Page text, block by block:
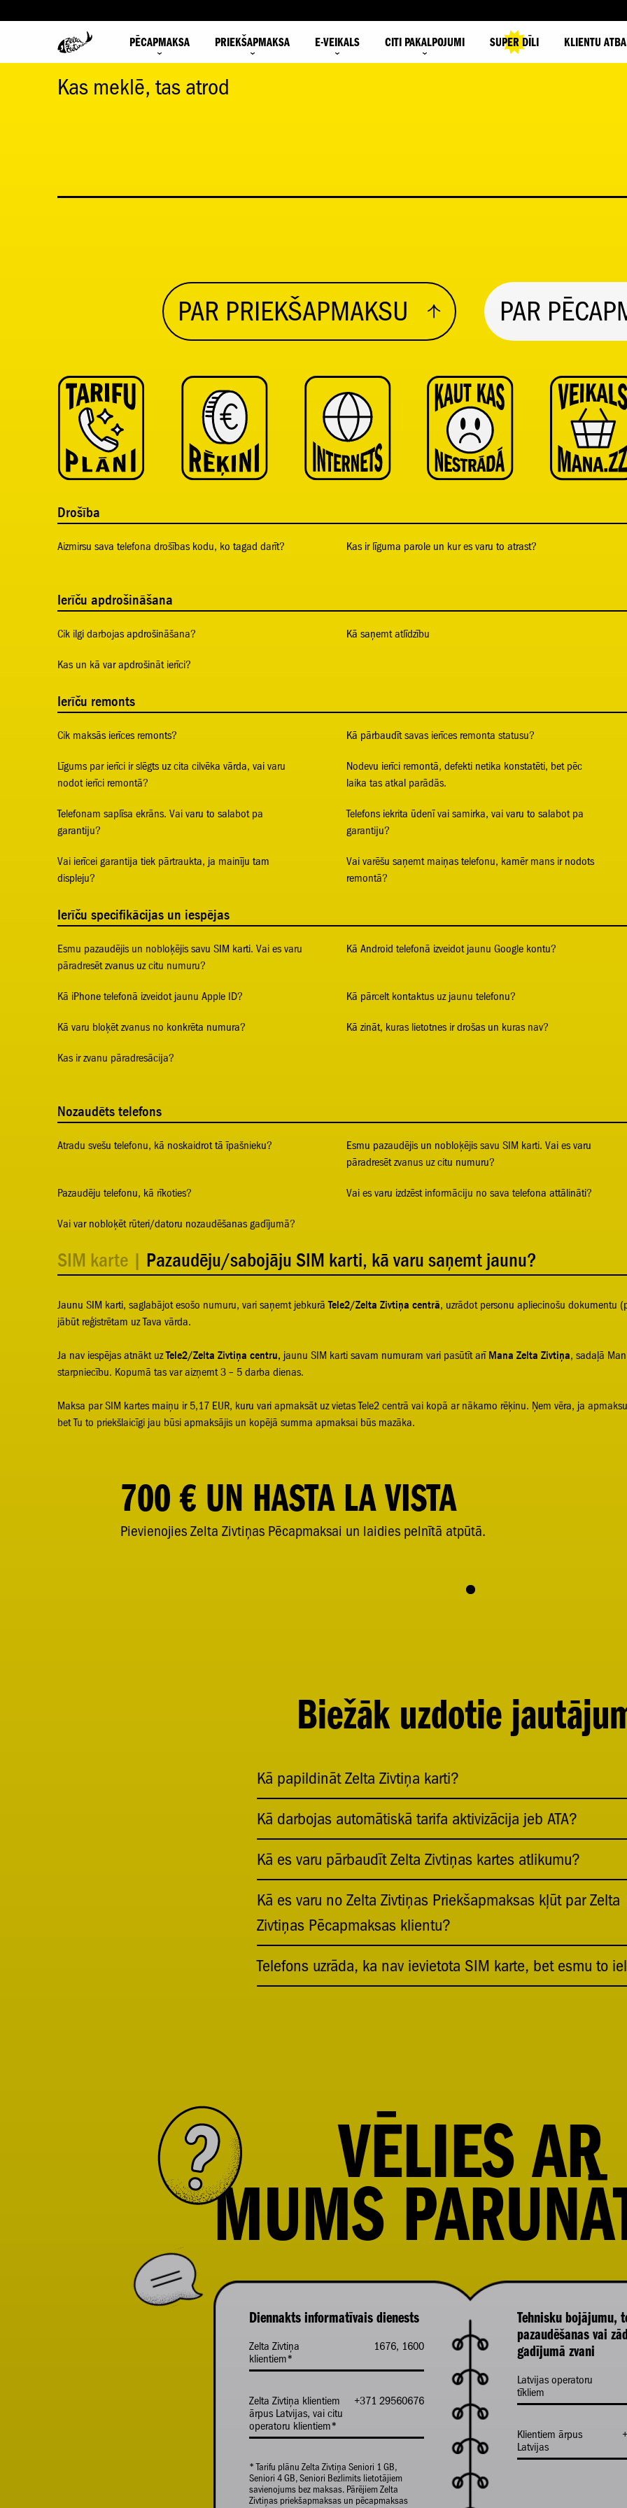
PĒCAPMAKSA PRIEKŠAPMAKSA E-VEIKALS CITI PAKALPOJUMI SUPER DĪLI KLIENTU
Kas meklē, tas atrod
PAR PRIEKŠAPMAKSU PAR
Drošība
Aizmirsu sava telefona drošības kodu, ko tagad darīt? Kas ir līguma parole un kur es varu to atrast?
Ierīču apdrošināšana
Cik ilgi darbojas apdrošināšana? Kā saņemt atlīdzību
Kas un kā var apdrošināt ierīci?
Ierīču remonts
Cik maksās ierīces remonts? Kā pārbaudīt savas ierīces remonta statusu?
Līgums par ierīci ir slēgts uz cita cilvēka vārda, vai varu
nodot ierīci remontā?
Nodevu ierīci remontā, defekti netika konstatēti, bet pēc
laika tas atkal parādās.
Telefonam saplīsa ekrāns. Vai varu to salabot pa
garantiju?
Telefons iekrita ūdenī vai samirka, vai varu to salabot pa
garantiju?
Vai ierīcei garantija tiek pārtraukta, ja mainīju tam
displeju?
Vai varēšu saņemt maiņas telefonu, kamēr mans ir nodots
remontā?
Ierīču specifikācijas un iespējas
Esmu pazaudējis un nobloķējis savu SIM karti. Vai es varu
pāradresēt zvanus uz citu numuru?
Kā Android telefonā izveidot jaunu Google kontu?
Kā iPhone telefonā izveidot jaunu Apple ID? Kā pārcelt kontaktus uz jaunu telefonu?
Kā varu bloķēt zvanus no konkrēta numura? Kā zināt, kuras lietotnes ir drošas un kuras nav?
Kas ir zvanu pāradresācija?
Nozaudēts telefons
Atradu svešu telefonu, kā noskaidrot tā īpašnieku?
Esmu pazaudējis un nobloķējis savu SIM karti. Vai es varu
pāradresēt zvanus uz citu numuru?
Pazaudēju telefonu, kā rīkoties? Vai es varu izdzēst informāciju no sava telefona attālināti?
Vai var nobloķēt rūteri/datoru nozaudēšanas gadījumā?
SIM karte | Pazaudēju/sabojāju SIM karti, kā varu saņemt jaunu?
Jaunu SIM karti, saglabājot esošo numuru, vari saņemt jebkurāTele2/Zelta Zivtiņa centrā, uzrādot personu apliecinošu dokumentu
jābūt reģistrētam uz Tava vārda.
Ja nav iespējas atnākt uzTele2/Zelta Zivtiņa centru, jaunu SIM karti savam numuram vari pasūtīt arī Mana Zelta Zivtiņa, sadaļā
starpniecību. Kopumā tas var aizņemt 3 – 5 darba dienas.
Maksa par SIM kartes maiņu ir 5,17 EUR, kuru vari apmaksāt uz vietas Tele2 centrā vai kopā ar nākamo rēķinu. Ņem vēra, ja
bet Tu to priekšlaicīgi jau būsi apmaksājis un kopējā summa apmaksai būs mazāka.
700 € UN HASTA LA VISTA
Pievienojies Zelta Zivtiņas Pēcapmaksai un laidies pelnītā atpūtā.
Biežāk uzdotie
Kā papildināt Zelta Zivtiņa karti?
Kā darbojas automātiskā tarifa aktivizācija jeb ATA?
Kā es varu pārbaudīt Zelta Zivtiņas kartes atlikumu?
Kā es varu no Zelta Zivtiņas Priekšapmaksas kļūt par Zelta
Zivtiņas Pēcapmaksas klientu?
Telefons uzrāda, ka nav ievietota SIM karte, bet esmu to
VĒLIESAR
MUMS
Diennakts informatīvais dienests
Zelta Zivtiņa
klientiem*
1676, 1600
Zelta Zivtiņa klientiem
ārpus Latvijas, vai citu
operatoru klientiem*
+371 29560676
* Tarifu plānu Zelta Zivtiņa Seniori 1 GB,
Seniori 4 GB, Seniori Bezlimits lietotājiem
savienojums bez maksas. Pārējiem Zelta
Zivtiņas priekšapmaksas un pēcapmaksas
Tehnisku bojājumu,
pazaudēšanas vai
gadījumā zvani
Latvijas operatoru
tīkliem
Klientiem ārpus
Latvijas